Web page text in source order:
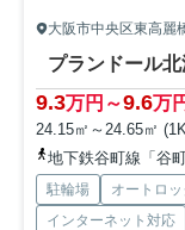
大阪市中央区東高麗
プランドール北
9.3万円～9.6万
24.15㎡～24.65㎡
地下鉄谷町線「谷
駐輪場 オートロッ
インターネット対応